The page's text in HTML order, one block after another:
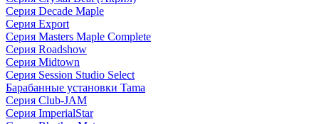
Серия Decade Maple
Серия Export
Серия Masters Maple Complete
Серия Roadshow
Серия Midtown
Серия Session Studio Select
Барабанные установки Tama
Серия Club-JAM
Серия ImperialStar